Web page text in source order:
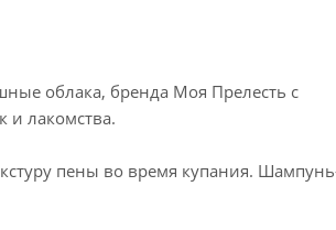
облака, бренда Моя Прелесть с
лакомства.
пены во время купания.